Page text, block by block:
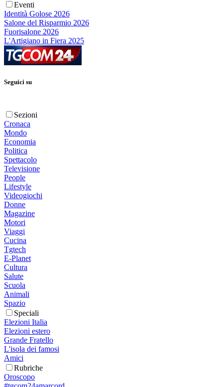
Eventi
Identità Golose 2026
Salone del Risparmio 2026
Fuorisalone 2026
L'Artigiano in Fiera 2025
Seguici su
Sezioni
Cronaca
Mondo
Economia
Politica
Spettacolo
Televisione
People
Lifestyle
Videogiochi
Donne
Magazine
Motori
Viaggi
Cucina
Tgtech
E-Planet
Cultura
Salute
Scuola
Animali
Spazio
Speciali
Elezioni Italia
Elezioni estero
Grande Fratello
L'isola dei famosi
Amici
Rubriche
Oroscopo